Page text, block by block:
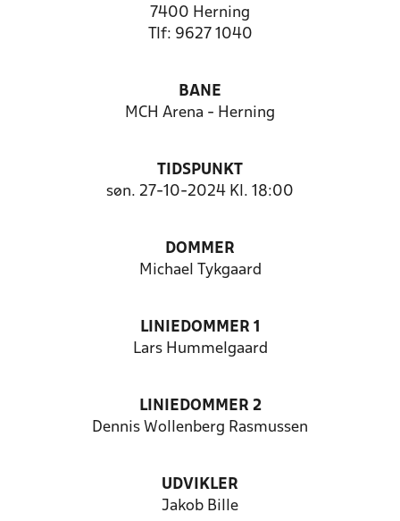
7400 Herning
Tlf: 9627 1040
BANE
MCH Arena - Herning
TIDSPUNKT
søn. 27-10-2024 Kl. 18:00
DOMMER
Michael Tykgaard
LINIEDOMMER 1
Lars Hummelgaard
LINIEDOMMER 2
Dennis Wollenberg Rasmussen
UDVIKLER
Jakob Bille